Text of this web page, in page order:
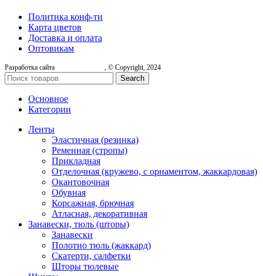
Политика конф-ти
Карта цветов
Доставка и оплата
Оптовикам
Разработка сайта , © Copyright, 2024
Search
Основное
Категории
Ленты
Эластичная (резинка)
Ременная (стропы)
Прикладная
Отделочная (кружево, с орнаментом, жаккардовая)
Окантовочная
Обувная
Корсажная, брючная
Атласная, декоративная
Занавески, тюль (шторы)
Занавески
Полотно тюль (жаккард)
Скатерти, салфетки
Шторы тюлевые